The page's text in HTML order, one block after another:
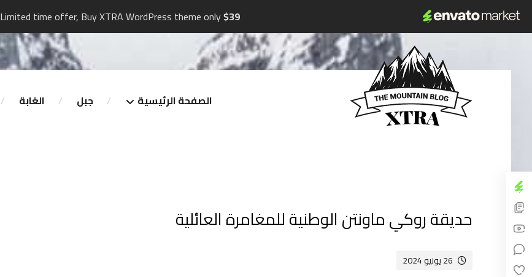
Limited time offer, Buy XTRA WordPress theme only$39
الصفحة الرئيسية جبل الغابة
حديقة روكي ماونتن الوطنية للمغامرة العائلية
26 يونيو 2024